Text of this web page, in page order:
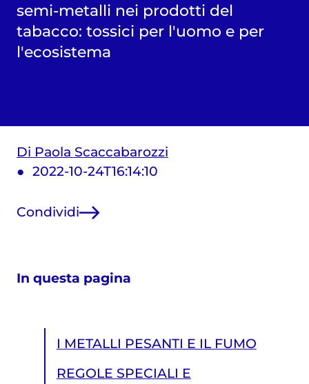
semi-metalli nei prodotti del
tabacco: tossici per l'uomo e per
l'ecosistema
Di Paola Scaccabarozzi
2022-10-24T16:14:10
Condividi
In questa pagina
I METALLI PESANTI E IL FUMO
REGOLE SPECIALI E